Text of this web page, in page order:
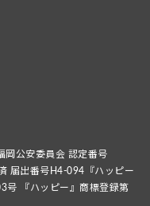
岡公安委員会 認定番号
届出番号H4-094『ハッピー
号 『ハッピー』商標登録第